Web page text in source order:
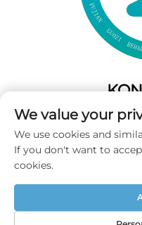
Add: 50 Gaofeng South
Tel:+86-19859128239
E-mail:
Alle rettigheder
We value your
We use cookies and
If you don't want to
cookies.